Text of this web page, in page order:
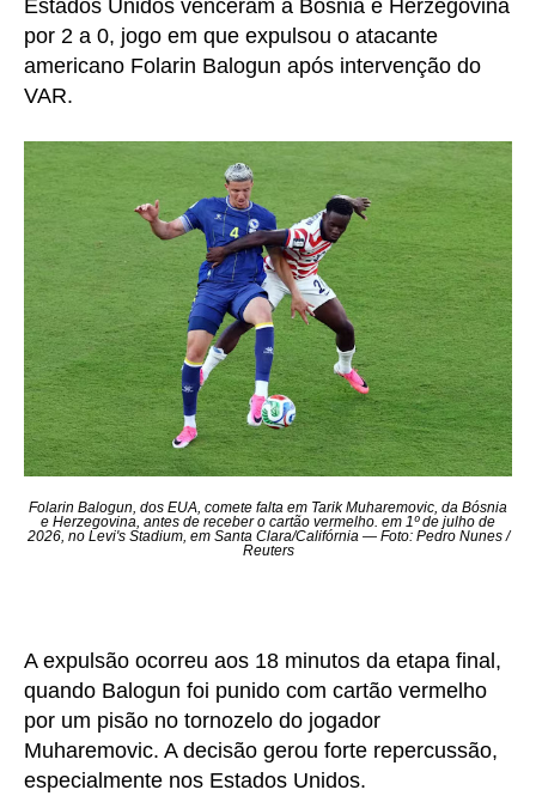
Estados Unidos venceram a Bósnia e Herzegovina
por 2 a 0, jogo em que expulsou o atacante
americano Folarin Balogun após intervenção do
VAR.
Folarin Balogun, dos EUA, comete falta em Tarik Muharemovic, da Bósnia
e Herzegovina, antes de receber o cartão vermelho. em 1º de julho de
2026, no Levi's Stadium, em Santa Clara/Califórnia — Foto: Pedro Nunes /
Reuters
A expulsão ocorreu aos 18 minutos da etapa final,
quando Balogun foi punido com cartão vermelho
por um pisão no tornozelo do jogador
Muharemovic. A decisão gerou forte repercussão,
especialmente nos Estados Unidos.